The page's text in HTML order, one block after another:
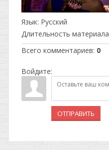
Язык: Русский
Длительность материала
Всего комментариев: 0
Войдите:
ОТПРАВИТЬ